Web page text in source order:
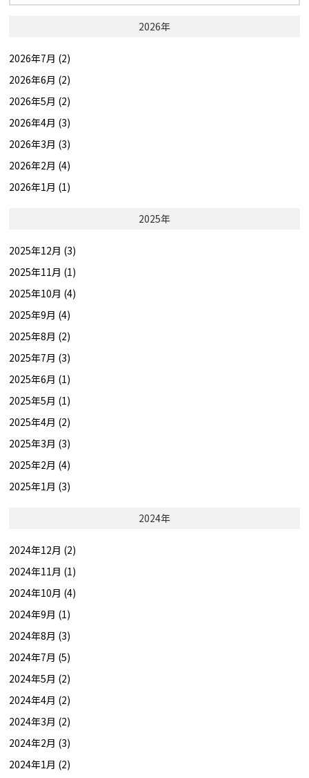
2026年
2026年7月 (2)
2026年6月 (2)
2026年5月 (2)
2026年4月 (3)
2026年3月 (3)
2026年2月 (4)
2026年1月 (1)
2025年
2025年12月 (3)
2025年11月 (1)
2025年10月 (4)
2025年9月 (4)
2025年8月 (2)
2025年7月 (3)
2025年6月 (1)
2025年5月 (1)
2025年4月 (2)
2025年3月 (3)
2025年2月 (4)
2025年1月 (3)
2024年
2024年12月 (2)
2024年11月 (1)
2024年10月 (4)
2024年9月 (1)
2024年8月 (3)
2024年7月 (5)
2024年5月 (2)
2024年4月 (2)
2024年3月 (2)
2024年2月 (3)
2024年1月 (2)